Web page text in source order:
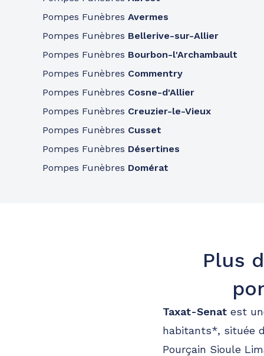
Pompes funèbres Roc Eclerc
Domérat
Ouvert 09h-12h14h-18h
1 Rue Des Ardillats-03410 Domérat
Consulter l'agence 04 70 20 16 16
A votre écoute 24h/24 7j/7
Pompes Funèbres Avermes
Pompes Funèbres Bellerive-sur-Allier
Pompes Funèbres Bourbon-l'Archambault
Pompes Funèbres Commentry
Pompes Funèbres Cosne-d'Allier
Pompes Funèbres Creuzier-le-Vieux
Pompes Funèbres Cusset
Pompes Funèbres Désertines
Pompes Funèbres Domérat
Plus
Taxat-Senat est
habitants*, située
Pourçain Sioule